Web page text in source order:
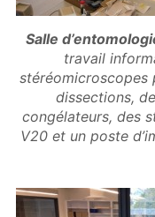
Salle
travail
stéréomicroscopes
dissections,
congélateurs, des
V20 et un poste